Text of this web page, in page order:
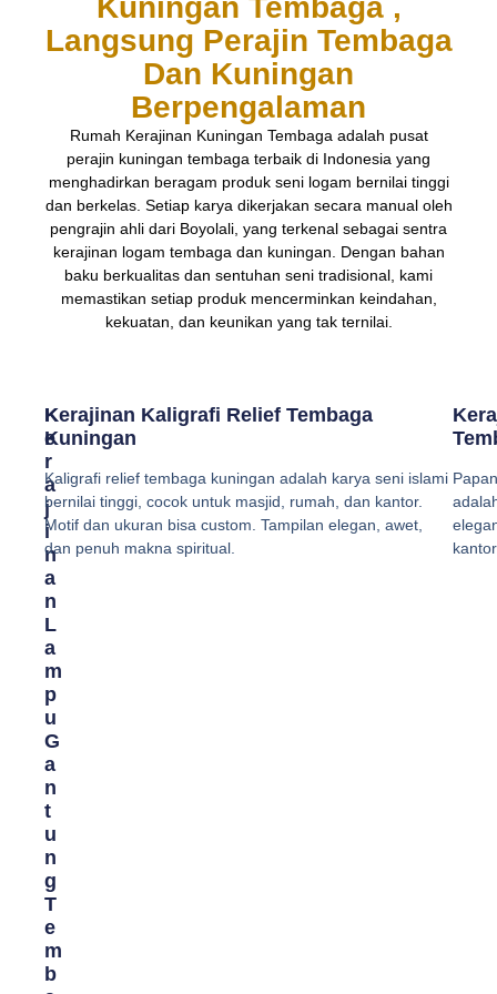
Kuningan Tembaga ,
Langsung Perajin Tembaga
Dan Kuningan
Berpengalaman
Rumah Kerajinan Kuningan Tembaga adalah pusat
perajin kuningan tembaga terbaik di Indonesia yang
menghadirkan beragam produk seni logam bernilai tinggi
dan berkelas. Setiap karya dikerjakan secara manual oleh
pengrajin ahli dari Boyolali, yang terkenal sebagai sentra
kerajinan logam tembaga dan kuningan. Dengan bahan
baku berkualitas dan sentuhan seni tradisional, kami
memastikan setiap produk mencerminkan keindahan,
kekuatan, dan keunikan yang tak ternilai.
K
E
R
A
J
I
N
A
N
L
A
M
P
U
G
A
N
T
U
N
G
T
E
M
B
Kerajinan Kaligrafi Relief Tembaga
Kuningan
Kaligrafi relief tembaga kuningan adalah karya seni islami
bernilai tinggi, cocok untuk masjid, rumah, dan kantor.
Motif dan ukuran bisa custom. Tampilan elegan, awet,
dan penuh makna spiritual.